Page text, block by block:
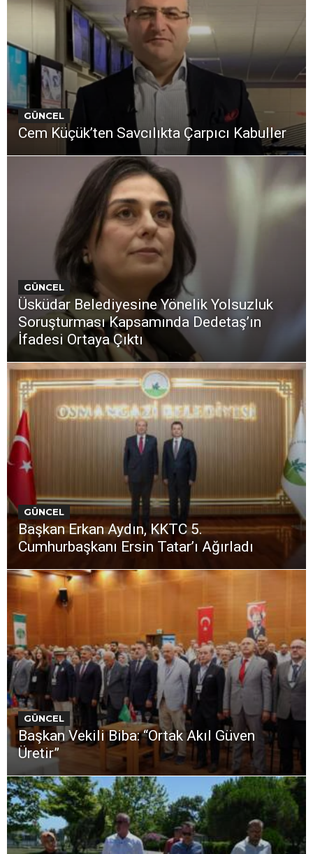
GÜNCEL
Cem Küçük’ten Savcılıkta Çarpıcı Kabuller
GÜNCEL
Üsküdar Belediyesine Yönelik Yolsuzluk
Soruşturması Kapsamında Dedetaş’ın
İfadesi Ortaya Çıktı
GÜNCEL
Başkan Erkan Aydın, KKTC 5.
Cumhurbaşkanı Ersin Tatar’ı Ağırladı
GÜNCEL
Başkan Vekili Biba: “Ortak Akıl Güven
Üretir”